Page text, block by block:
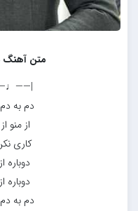
متن آهنگ
دم به
از منو
کاری
دوباره
دوباره
دم به